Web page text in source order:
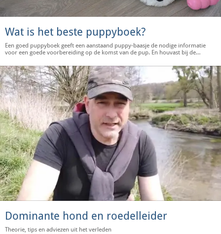
Wat is het beste puppyboek?
Een goed puppyboek geeft een aanstaand puppy-baasje de nodige informatie
voor een goede voorbereiding op de komst van de pup. En houvast bij de
Dominante hond en roedelleider
Theorie, tips en adviezen uit het verleden